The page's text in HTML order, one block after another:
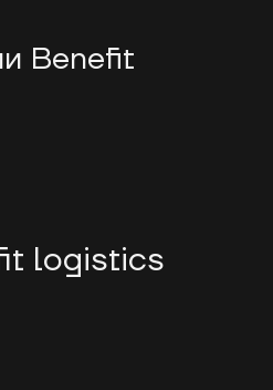
Benefit
logistics